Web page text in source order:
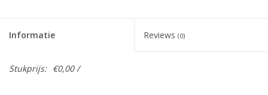
Informatie Reviews (0)
Stukprijs: €0,00 /